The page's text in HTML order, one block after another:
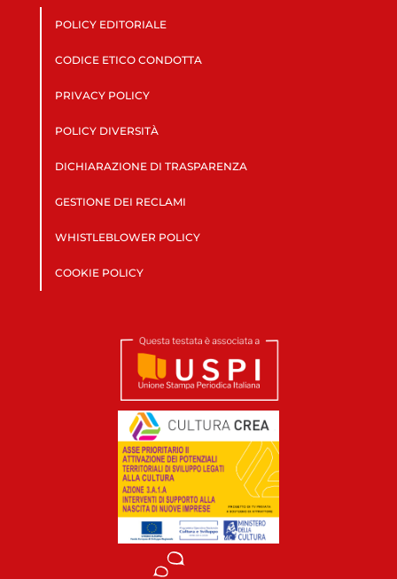
POLICY EDITORIALE
CODICE ETICO CONDOTTA
PRIVACY POLICY
POLICY DIVERSITÀ
DICHIARAZIONE DI TRASPARENZA
GESTIONE DEI RECLAMI
WHISTLEBLOWER POLICY
COOKIE POLICY